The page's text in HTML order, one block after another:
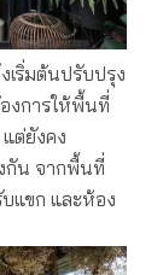
เริ่มต้นปรับปรุง
งการให้พื้นที่
ต่ยังคง
งกัน จากพื้นที่
แขก และห้อง